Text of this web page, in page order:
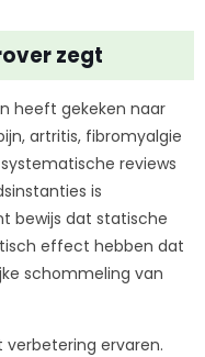
zegt
heeft gekeken naar
artritis, fibromyalgie
reviews
is
bewijs dat statische
effect hebben dat
schommeling van
ervaren.